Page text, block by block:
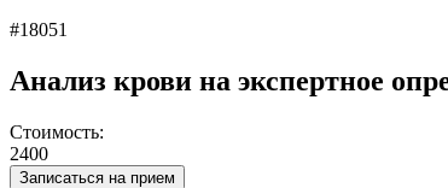
#18051
Анализ крови на экспертное
Стоимость:
2400
Записаться на прием